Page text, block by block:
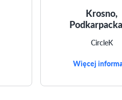
Krosno,
CircleK
Więcej